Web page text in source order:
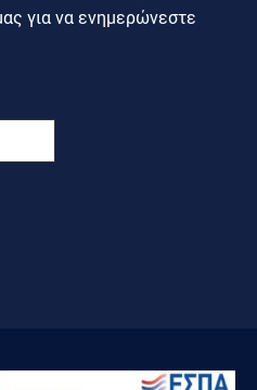
για να ενημερώνεστε